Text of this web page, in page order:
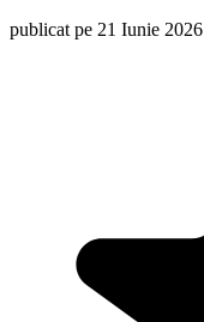
publicat pe 21 Iunie 2026